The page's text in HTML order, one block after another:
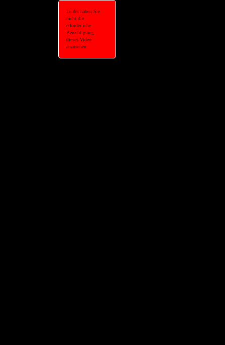
Leider haben Sie
nicht die
erforderliche
Berechtigung,
dieses Video
anzusehen.